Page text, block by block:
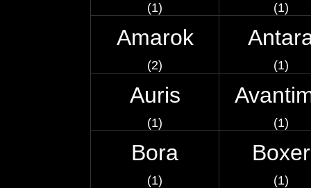
(1) (1)
Amarok
(2) (1)
Auris
(1) (1)
Bora
(1)
Boxer
(1)